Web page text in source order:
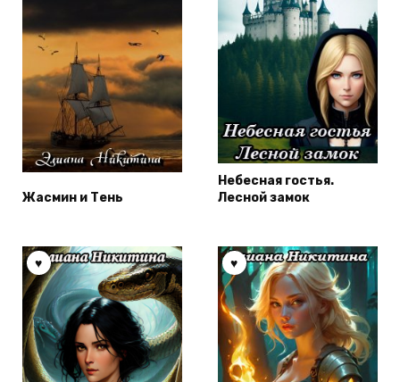
Жасмин и Тень
Небесная гостья.
Лесной замок